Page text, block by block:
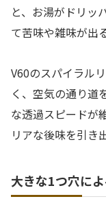
と、お湯がドリッ
て苦味や雑味が出
V60のスパイラル
く、空気の通り道
な透過スピードが
リアな後味を引き
大きな1つ穴によ